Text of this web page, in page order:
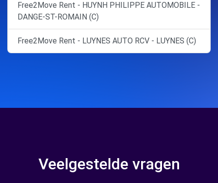
Free2Move Rent - HUYNH PHILIPPE AUTOMOBILE -
DANGE-ST-ROMAIN (C)
Free2Move Rent - LUYNES AUTO RCV - LUYNES (C)
Veelgestelde vragen